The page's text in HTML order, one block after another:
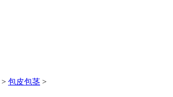
> 包皮包茎 >